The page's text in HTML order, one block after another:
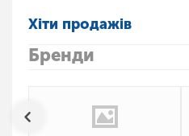
Хіти продажів
Бренди